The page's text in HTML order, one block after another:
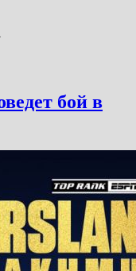
бой в